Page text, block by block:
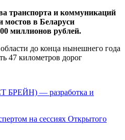
транспорта и коммуникаций
мостов в Беларуси
миллионов рублей.
БРЕЙН) — разработка и
на сессиях Открытого